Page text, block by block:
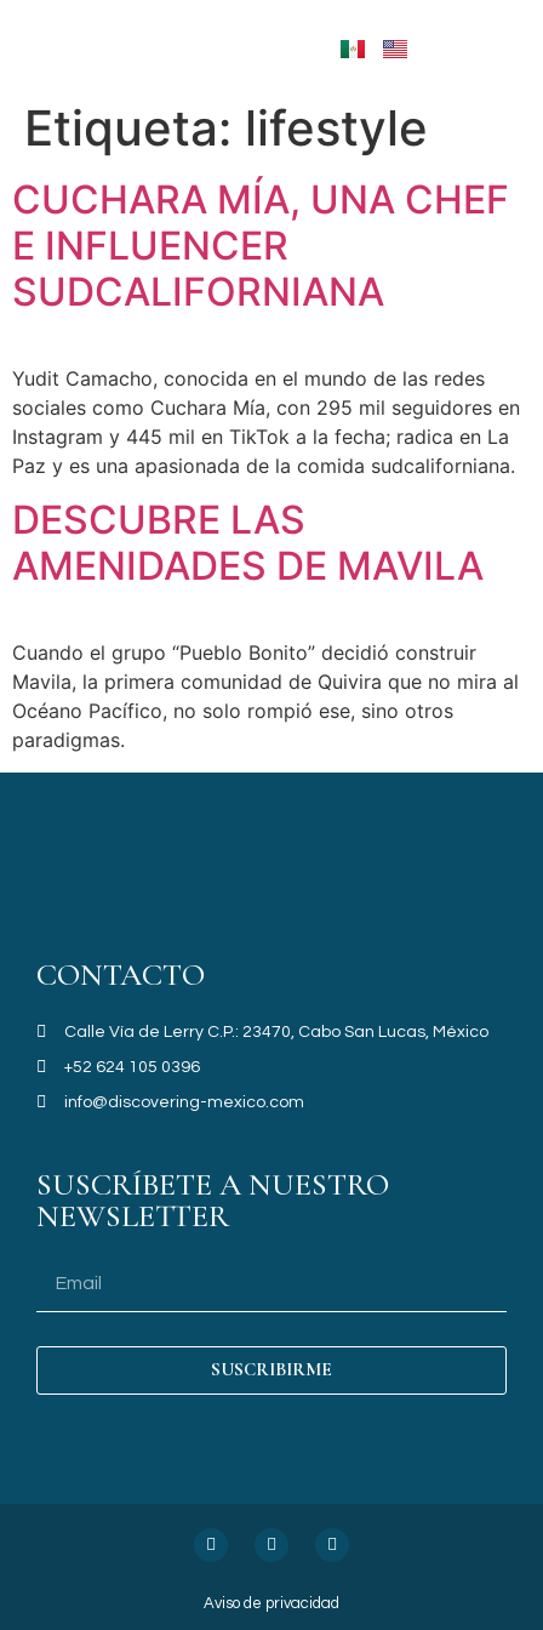
Etiqueta: lifestyle
CUCHARA MÍA, UNA CHEF
E INFLUENCER
SUDCALIFORNIANA
Yudit Camacho, conocida en el mundo de las redes
sociales como Cuchara Mía, con 295 mil seguidores en
Instagram y 445 mil en TikTok a la fecha; radica en La
Paz y es una apasionada de la comida sudcaliforniana.
DESCUBRE LAS
AMENIDADES DE MAVILA
Cuando el grupo “Pueblo Bonito” decidió construir
Mavila, la primera comunidad de Quivira que no mira al
Océano Pacífico, no solo rompió ese, sino otros
paradigmas.
CONTACTO
Calle Vía de Lerry C.P.: 23470, Cabo San Lucas, México
+52 624 105 0396
info@discovering-mexico.com
SUSCRÍBETE A NUESTRO
NEWSLETTER
SUSCRIBIRME
Aviso de privacidad